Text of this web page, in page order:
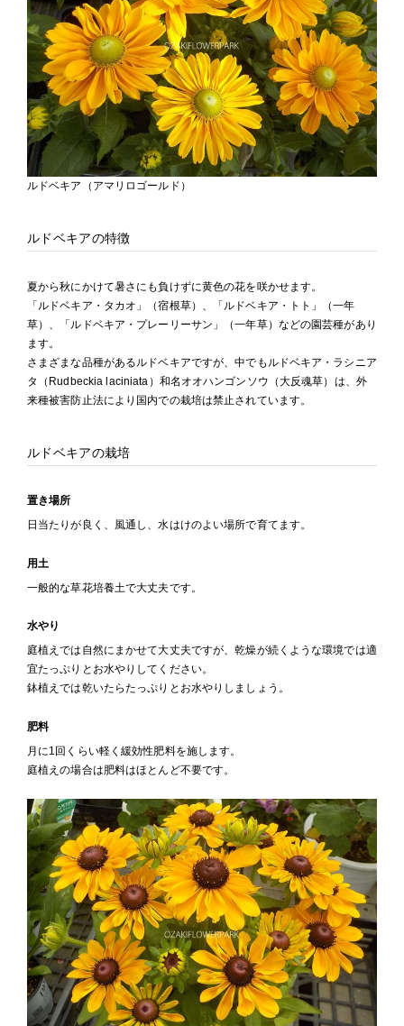
ルドベキア（アマリロゴールド）
ルドベキアの特徴
夏から秋にかけて暑さにも負けずに黄色の花を咲かせます。
「ルドベキア・タカオ」（宿根草）、「ルドベキア・トト」（一年
草）、「ルドベキア・プレーリーサン」（一年草）などの園芸種があり
ます。
さまざまな品種があるルドベキアですが、中でもルドベキア・ラシニア
タ（Rudbeckia laciniata）和名オオハンゴンソウ（大反魂草）は、外
来種被害防止法により国内での栽培は禁止されています。
ルドベキアの栽培
置き場所
日当たりが良く、風通し、水はけのよい場所で育てます。
用土
一般的な草花培養土で大丈夫です。
水やり
庭植えでは自然にまかせて大丈夫ですが、乾燥が続くような環境では適
宜たっぷりとお水やりしてください。
鉢植えでは乾いたらたっぷりとお水やりしましょう。
肥料
月に1回くらい軽く緩効性肥料を施します。
庭植えの場合は肥料はほとんど不要です。